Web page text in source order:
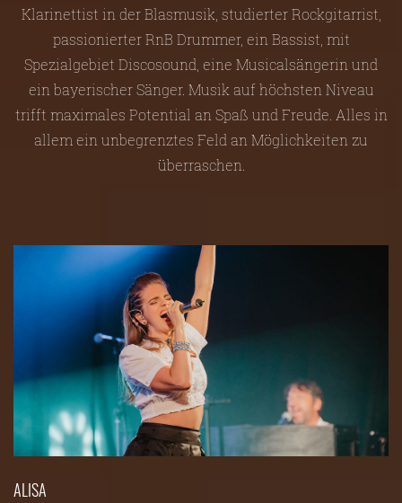
Klarinettist in der Blasmusik, studierter Rockgitarrist,
passionierter RnB Drummer, ein Bassist, mit
Spezialgebiet Discosound, eine Musicalsängerin und
ein bayerischer Sänger. Musik auf höchsten Niveau
trifft maximales Potential an Spaß und Freude. Alles in
allem ein unbegrenztes Feld an Möglichkeiten zu
überraschen.
ALISA